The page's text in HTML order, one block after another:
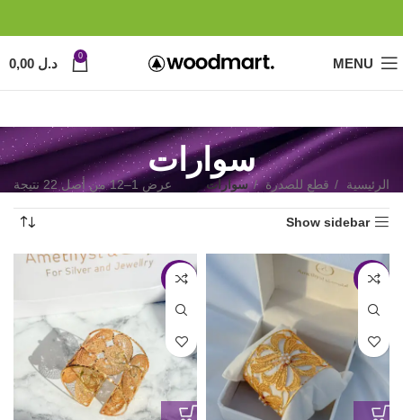
MENU
0 د.ل
سوارات
الرئيسية قطع للصدرة سوارات عرض 1–12 من أصل 22 نتيجة
Show sidebar
-32%
-17%